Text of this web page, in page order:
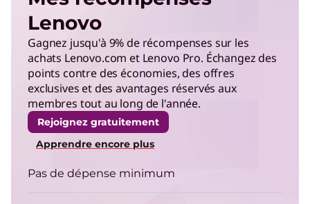
La solution d'IA Agentique de Lenovo
Lire la vidéo
Services d'IA
Tirez votre retour sur investissement grâce à
l'IA avec vitesse, facilité et expertise.
Avantage de l'IA hybride
Augmentez la productivité et l'agilité dans les
Lenovo
Gagnez jusqu'à 9% de récompenses sur les
achats Lenovo.com et Lenovo Pro. Échangez des
points contre des économies, des offres
exclusives et des avantages réservés aux
membres tout au long de l'année.
Rejoignez gratuitement
Apprendre encore plus
Pas de dépense minimum